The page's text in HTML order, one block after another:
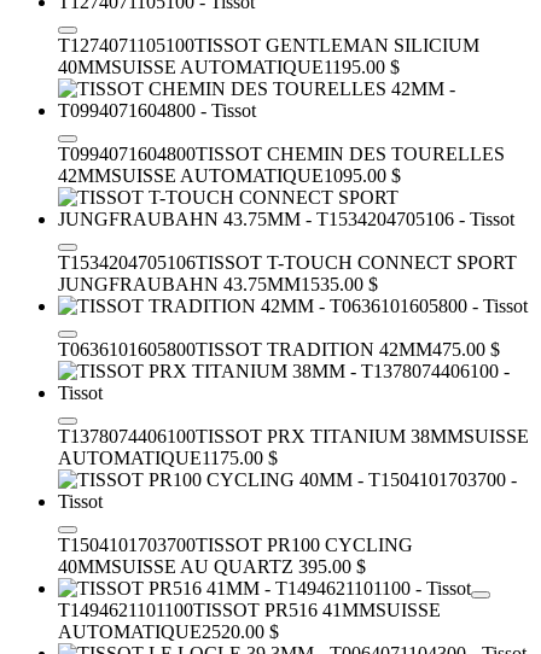
T1274071105100TISSOT GENTLEMAN SILICIUM
40MMSUISSE AUTOMATIQUE1195.00 $
T0994071604800TISSOT CHEMIN DES TOURELLES
42MMSUISSE AUTOMATIQUE1095.00 $
T1534204705106TISSOT T-TOUCH CONNECT SPORT
JUNGFRAUBAHN 43.75MM1535.00 $
T0636101605800TISSOT TRADITION 42MM475.00 $
T1378074406100TISSOT PRX TITANIUM 38MMSUISSE
AUTOMATIQUE1175.00 $
T1504101703700TISSOT PR100 CYCLING
40MMSUISSE AU QUARTZ 395.00 $
T1494621101100TISSOT PR516 41MMSUISSE
AUTOMATIQUE2520.00 $